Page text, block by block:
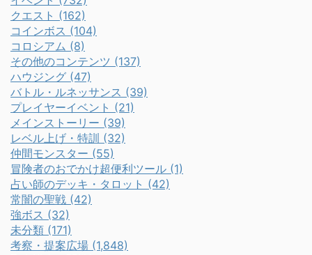
クエスト (162)
コインボス (104)
コロシアム (8)
その他のコンテンツ (137)
ハウジング (47)
バトル・ルネッサンス (39)
プレイヤーイベント (21)
メインストーリー (39)
レベル上げ・特訓 (32)
仲間モンスター (55)
冒険者のおでかけ超便利ツール (1)
占い師のデッキ・タロット (42)
常闇の聖戦 (42)
強ボス (32)
未分類 (171)
考察・提案広場 (1,848)